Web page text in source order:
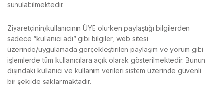
sunulabilmektedir.
Ziyaretçinin/kullanıcının ÜYE olurken paylaştığı bilgilerden
sadece “kullanıcı adı” gibi bilgiler, web sitesi
üzerinde/uygulamada gerçekleştirilen paylaşım ve yorum gibi
işlemlerde tüm kullanıcılara açık olarak gösterilmektedir. Bunun
dışındaki kullanıcı ve kullanım verileri sistem üzerinde güvenli
bir şekilde saklanmaktadır.